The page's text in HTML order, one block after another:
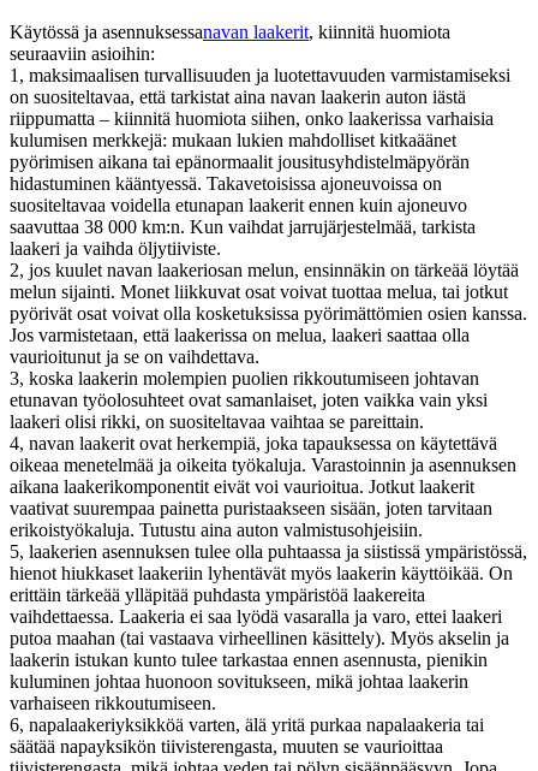
Käytössä ja asennuksessanavan laakerit, kiinnitä huomiota
seuraaviin asioihin:
1, maksimaalisen turvallisuuden ja luotettavuuden varmistamiseksi
on suositeltavaa, että tarkistat aina navan laakerin auton iästä
riippumatta – kiinnitä huomiota siihen, onko laakerissa varhaisia ​​
kulumisen merkkejä: mukaan lukien mahdolliset kitkaäänet
pyörimisen aikana tai epänormaalit jousitusyhdistelmäpyörän
hidastuminen kääntyessä. Takavetoisissa ajoneuvoissa on
suositeltavaa voidella etunapan laakerit ennen kuin ajoneuvo
saavuttaa 38 000 km:n. Kun vaihdat jarrujärjestelmää, tarkista
laakeri ja vaihda öljytiiviste.
2, jos kuulet navan laakeriosan melun, ensinnäkin on tärkeää löytää
melun sijainti. Monet liikkuvat osat voivat tuottaa melua, tai jotkut
pyörivät osat voivat olla kosketuksissa pyörimättömien osien kanssa.
Jos varmistetaan, että laakerissa on melua, laakeri saattaa olla
vaurioitunut ja se on vaihdettava.
3, koska laakerin molempien puolien rikkoutumiseen johtavan
etunavan työolosuhteet ovat samanlaiset, joten vaikka vain yksi
laakeri olisi rikki, on suositeltavaa vaihtaa se pareittain.
4, navan laakerit ovat herkempiä, joka tapauksessa on käytettävä
oikeaa menetelmää ja oikeita työkaluja. Varastoinnin ja asennuksen
aikana laakerikomponentit eivät voi vaurioitua. Jotkut laakerit
vaativat suurempaa painetta puristaakseen sisään, joten tarvitaan
erikoistyökaluja. Tutustu aina auton valmistusohjeisiin.
5, laakerien asennuksen tulee olla puhtaassa ja siistissä ympäristössä,
hienot hiukkaset laakeriin lyhentävät myös laakerin käyttöikää. On
erittäin tärkeää ylläpitää puhdasta ympäristöä laakereita
vaihdettaessa. Laakeria ei saa lyödä vasaralla ja varo, ettei laakeri
putoa maahan (tai vastaava virheellinen käsittely). Myös akselin ja
laakerin istukan kunto tulee tarkastaa ennen asennusta, pienikin
kuluminen johtaa huonoon sovitukseen, mikä johtaa laakerin
varhaiseen rikkoutumiseen.
6, napalaakeriyksikköä varten, älä yritä purkaa napalaakeria tai
säätää napayksikön tiivisterengasta, muuten se vaurioittaa